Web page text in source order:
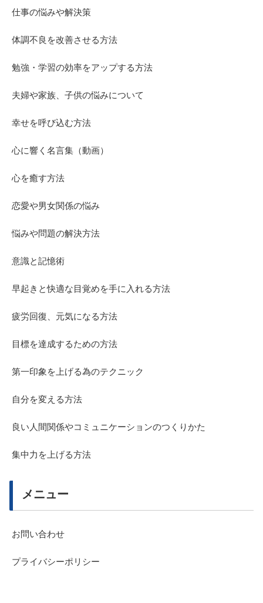
仕事の悩みや解決策
体調不良を改善させる方法
勉強・学習の効率をアップする方法
夫婦や家族、子供の悩みについて
幸せを呼び込む方法
心に響く名言集（動画）
心を癒す方法
恋愛や男女関係の悩み
悩みや問題の解決方法
意識と記憶術
早起きと快適な目覚めを手に入れる方法
疲労回復、元気になる方法
目標を達成するための方法
第一印象を上げる為のテクニック
自分を変える方法
良い人間関係やコミュニケーションのつくりかた
集中力を上げる方法
メニュー
お問い合わせ
プライバシーポリシー